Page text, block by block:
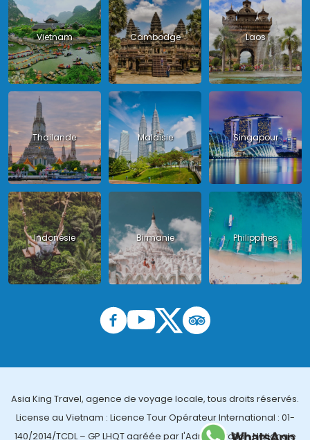
Vietnam Cambodge Laos
Thailande Malaisie Singapour
Indonésie Birmanie Philippines
Asia King Travel, agence de voyage locale, tous droits réservés.
License au Vietnam : Licence Tour Opérateur International : 01-
140/2014/TCDL – GP LHQT agréée par l'Administration Nationale